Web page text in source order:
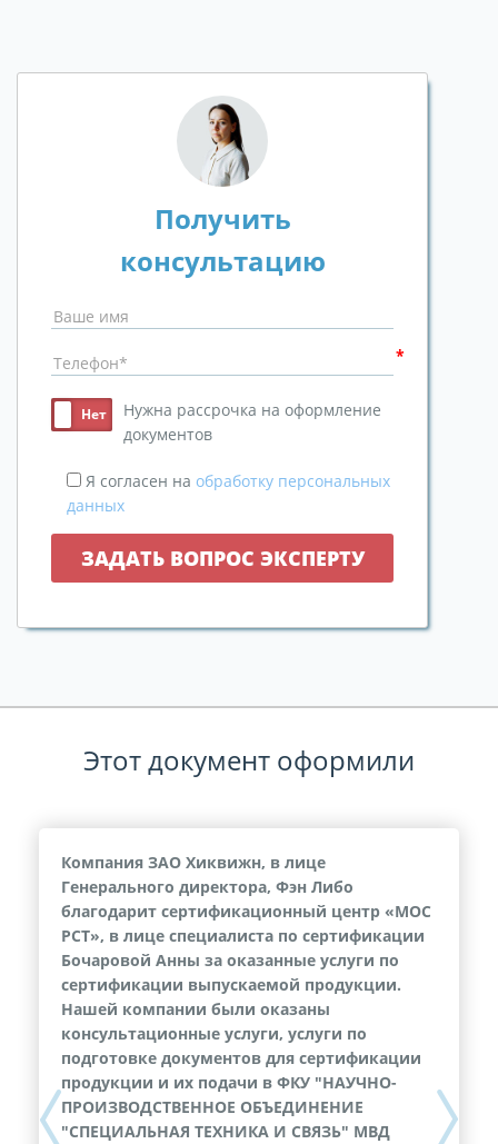
Получить
консультацию
Нужна рассрочка на оформление
документов
Я согласен на обработку персональных
данных
Этот документ оформили
Компания ЗАО Хиквижн, в лице
Генерального директора, Фэн Либо
благодарит сертификационный центр «МОС
РСТ», в лице специалиста по сертификации
Бочаровой Анны за оказанные услуги по
сертификации выпускаемой продукции.
Нашей компании были оказаны
консультационные услуги, услуги по
подготовке документов для сертификации
продукции и их подачи в ФКУ "НАУЧНО-
ПРОИЗВОДСТВЕННОЕ ОБЪЕДИНЕНИЕ
"СПЕЦИАЛЬНАЯ ТЕХНИКА И СВЯЗЬ" МВД
Next